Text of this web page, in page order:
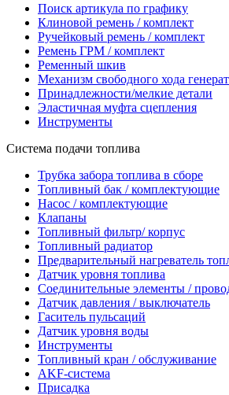
Поиск артикула по графику
Клиновой ремень / комплект
Ручейковый ремень / комплект
Ремень ГРМ / комплект
Ременный шкив
Механизм свободного хода
Принадлежности/мелкие детали
Эластичная муфта сцепления
Инструменты
Система подачи топлива
Трубка забора топлива в сборе
Топливный бак / комплектующие
Насос / комплектующие
Клапаны
Топливный фильтр/ корпус
Топливный радиатор
Предварительный нагреватель
Датчик уровня топлива
Соединительные элементы /
Датчик давления / выключатель
Гаситель пульсаций
Датчик уровня воды
Инструменты
Топливный кран / обслуживание
AKF-система
Присадка